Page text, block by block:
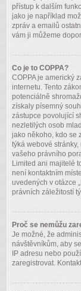
přístup k dalším
jako je například
zpráv a emailů
vám ji můžeme
Co je to COPPA?
COPPA je americký
internetu. Tento
potenciálně
získaly písemný
zástupce povolující
nezletilých osob
jako někoho, kdo se
týká webové
vašeho právního
Limited ani majitelé
není kontaktním
uvedených v otázce
právních záležitostí
Proč se nemůžu
Je možné, že
návštěvníkům, aby
IP adresu nebo
zaregistrovat.